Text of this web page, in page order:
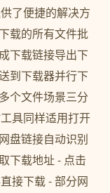
了便捷的解决方
载的所有文件批
下载链接导出下
到下载器并行下
个文件场景三分
具同样适用打开
盘链接自动识别
下载地址 - 点击
接下载 - 部分网